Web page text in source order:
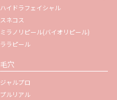
ハイドラフェイシャル
スネコス
ミラノリピール(バイオリピール)
ララピール
毛穴
ジャルプロ
プルリアル